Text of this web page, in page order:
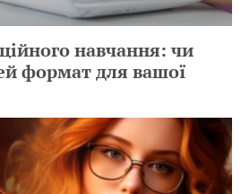
навчання: чи
формат для вашої